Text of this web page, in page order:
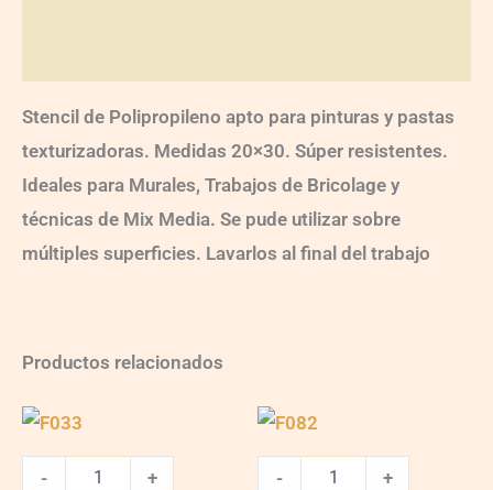
Stencil de Polipropileno apto para pinturas y pastas
texturizadoras. Medidas 20×30. Súper resistentes.
Ideales para Murales, Trabajos de Bricolage y
técnicas de Mix Media. Se pude utilizar sobre
múltiples superficies. Lavarlos al final del trabajo
Productos relacionados
F033
- +
F082
- +